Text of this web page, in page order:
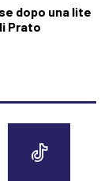
dopo una lite
Prato